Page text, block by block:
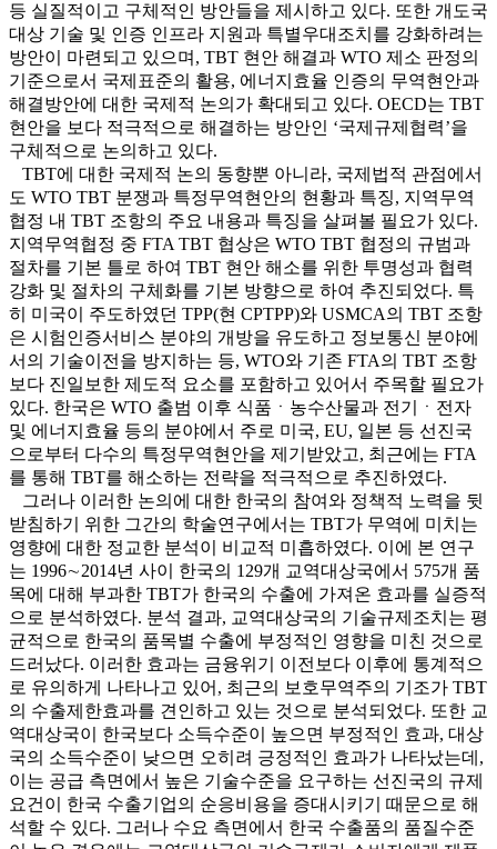
등 실질적이고 구체적인 방안들을 제시하고 있다. 또한 개도국
대상 기술 및 인증 인프라 지원과 특별우대조치를 강화하려는
방안이 마련되고 있으며, TBT 현안 해결과 WTO 제소 판정의
기준으로서 국제표준의 활용, 에너지효율 인증의 무역현안과
해결방안에 대한 국제적 논의가 확대되고 있다. OECD는 TBT
현안을 보다 적극적으로 해결하는 방안인 ‘국제규제협력’을
구체적으로 논의하고 있다.
TBT에 대한 국제적 논의 동향뿐 아니라, 국제법적 관점에서
도 WTO TBT 분쟁과 특정무역현안의 현황과 특징, 지역무역
협정 내 TBT 조항의 주요 내용과 특징을 살펴볼 필요가 있다.
지역무역협정 중 FTA TBT 협상은 WTO TBT 협정의 규범과
절차를 기본 틀로 하여 TBT 현안 해소를 위한 투명성과 협력
강화 및 절차의 구체화를 기본 방향으로 하여 추진되었다. 특
히 미국이 주도하였던 TPP(현 CPTPP)와 USMCA의 TBT 조항
은 시험인증서비스 분야의 개방을 유도하고 정보통신 분야에
서의 기술이전을 방지하는 등, WTO와 기존 FTA의 TBT 조항
보다 진일보한 제도적 요소를 포함하고 있어서 주목할 필요가
있다. 한국은 WTO 출범 이후 식품ㆍ농수산물과 전기ㆍ전자
및 에너지효율 등의 분야에서 주로 미국, EU, 일본 등 선진국
으로부터 다수의 특정무역현안을 제기받았고, 최근에는 FTA
를 통해 TBT를 해소하는 전략을 적극적으로 추진하였다.
그러나 이러한 논의에 대한 한국의 참여와 정책적 노력을 뒷
받침하기 위한 그간의 학술연구에서는 TBT가 무역에 미치는
영향에 대한 정교한 분석이 비교적 미흡하였다. 이에 본 연구
는 1996∼2014년 사이 한국의 129개 교역대상국에서 575개 품
목에 대해 부과한 TBT가 한국의 수출에 가져온 효과를 실증적
으로 분석하였다. 분석 결과, 교역대상국의 기술규제조치는 평
균적으로 한국의 품목별 수출에 부정적인 영향을 미친 것으로
드러났다. 이러한 효과는 금융위기 이전보다 이후에 통계적으
로 유의하게 나타나고 있어, 최근의 보호무역주의 기조가 TBT
의 수출제한효과를 견인하고 있는 것으로 분석되었다. 또한 교
역대상국이 한국보다 소득수준이 높으면 부정적인 효과, 대상
국의 소득수준이 낮으면 오히려 긍정적인 효과가 나타났는데,
이는 공급 측면에서 높은 기술수준을 요구하는 선진국의 규제
요건이 한국 수출기업의 순응비용을 증대시키기 때문으로 해
석할 수 있다. 그러나 수요 측면에서 한국 수출품의 품질수준